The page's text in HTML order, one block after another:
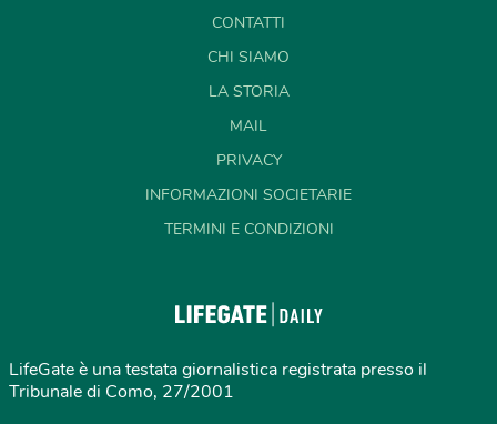
CONTATTI
CHI SIAMO
LA STORIA
MAIL
PRIVACY
INFORMAZIONI SOCIETARIE
TERMINI E CONDIZIONI
LifeGate è una testata giornalistica registrata presso il
Tribunale di Como, 27/2001